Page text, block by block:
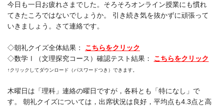
今日も一日お疲れさまでした。そろそろオンライン授業にも慣れ
てきたころではないでしょうか。 引き続き気を抜かずに頑張って
いきましょう。さて連絡です。
◇朝礼クイズ全体結果： こちらをクリック
◇数学Ⅰ（文理探究コース）確認テスト結果： こちらをクリック
↑クリックしてダウンロード（パスワードつき）できます。
木曜日は「理科」連絡の曜日ですが，各科とも「特になし」で
す。 朝礼クイズについては，出席状況は良好，平均点も4.3点と高